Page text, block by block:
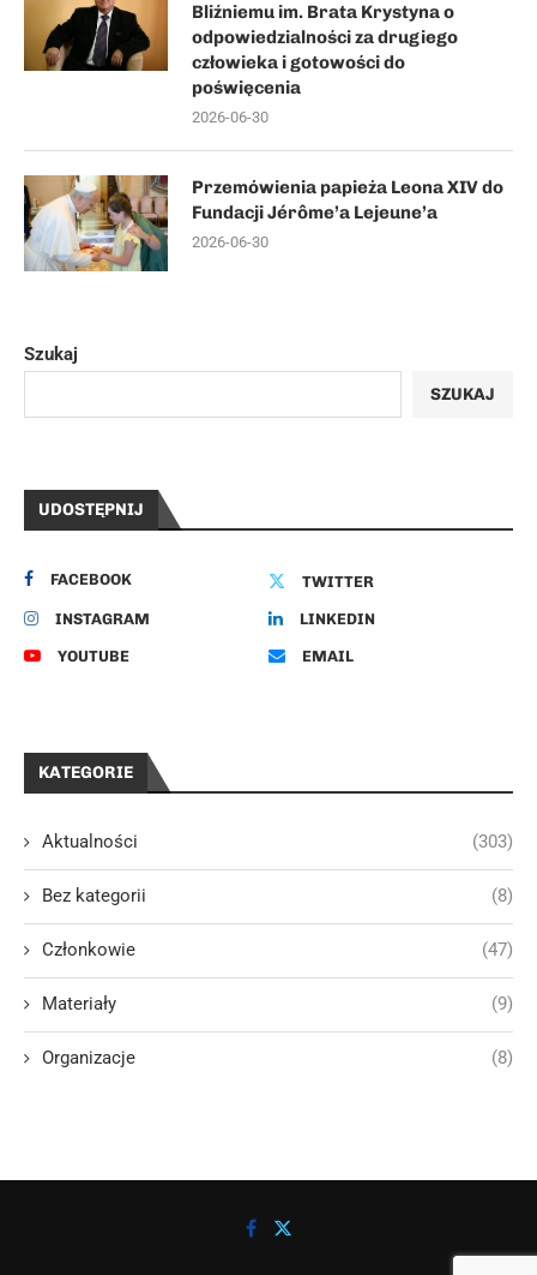
Bliźniemu im. Brata Krystyna o
odpowiedzialności za drugiego
człowieka i gotowości do
poświęcenia
2026-06-30
Przemówienia papieża Leona XIV do
Fundacji Jérôme’a Lejeune’a
2026-06-30
Szukaj
SZUKAJ
UDOSTĘPNIJ
FACEBOOK TWITTER
INSTAGRAM LINKEDIN
YOUTUBE EMAIL
KATEGORIE
Aktualności (303)
Bez kategorii (8)
Członkowie (47)
Materiały (9)
Organizacje (8)